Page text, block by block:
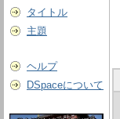
タイトル
主題
ヘルプ
DSpaceについて